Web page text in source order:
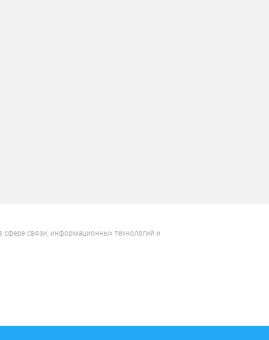
связи, информационных технологий и